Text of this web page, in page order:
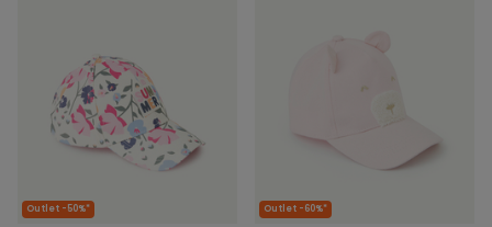
Outlet -50%* Outlet -60%*